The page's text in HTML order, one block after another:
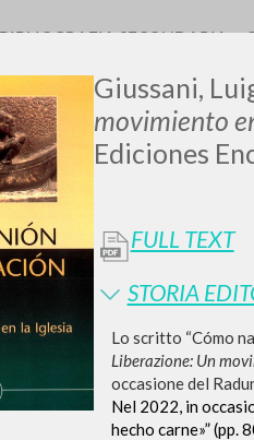
Giussani,
movimiento
Ediciones
FULL TEXT
STORIA
Lo scritto “​Cómo
Liberazione: Un
occasione del
Nel 2022, in
hecho carne»”
SECONDARIA